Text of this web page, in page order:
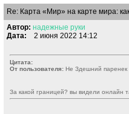
Re: Карта «Мир» на карте мира:
Автор: надежные руки
Дата: 2 июня 2022 14:12
Цитата:
От пользователя: Не Здешний паренек
За какой границей? вы видели онлайн